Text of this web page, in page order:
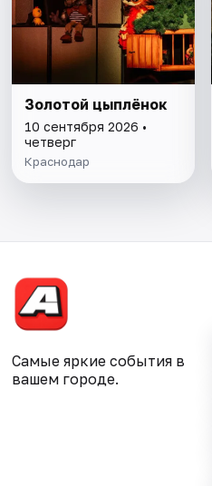
Золотой цыплёнок
10 сентября 2026 •
четверг
Краснодар
Самые яркие события в
вашем городе.